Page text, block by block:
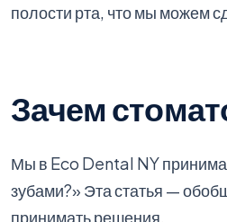
полости рта, что мы можем
Зачем
Мы в Eco Dental NY
зубами?» Эта статья —
принимать решения.